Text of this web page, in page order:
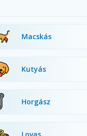
Macskás
Kutyás
Horgász